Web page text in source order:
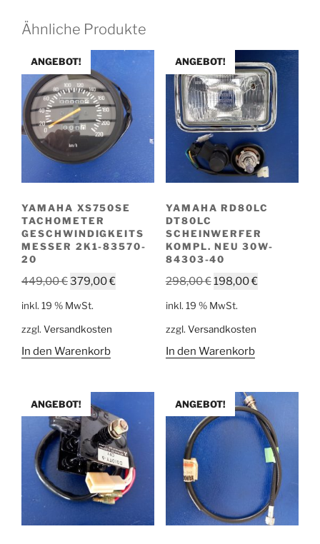
Ähnliche Produkte
ANGEBOT!
YAMAHA XS750SE
TACHOMETER
GESCHWINDIGKEITS
MESSER 2K1-83570-
20
449,00€Ursprünglicher
449,00 €
379,00€Aktueller
inkl. 19 % MwSt.
zzgl. Versandkosten
In den Warenkorb
ANGEBOT!
YAMAHA RD80LC
DT80LC
SCHEINWERFER
KOMPL. NEU 30W-
84303-40
298,00€Ursprünglicher
298,00 €
198,00€Aktueller
inkl. 19 % MwSt.
zzgl. Versandkosten
In den Warenkorb
ANGEBOT! ANGEBOT!